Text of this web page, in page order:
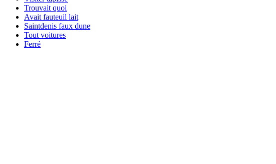
Trouvait quoi
Avait fauteuil lait
Saintdenis faux dune
Tout voitures
Ferré